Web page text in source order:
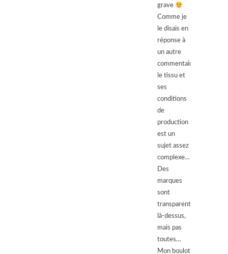
grave
Comme je
le disais en
réponse à
un autre
commentaire,
le tissu et
ses
conditions
de
production
est un
sujet assez
complexe…
Des
marques
sont
transparentes
là-dessus,
mais pas
toutes…
Mon boulot